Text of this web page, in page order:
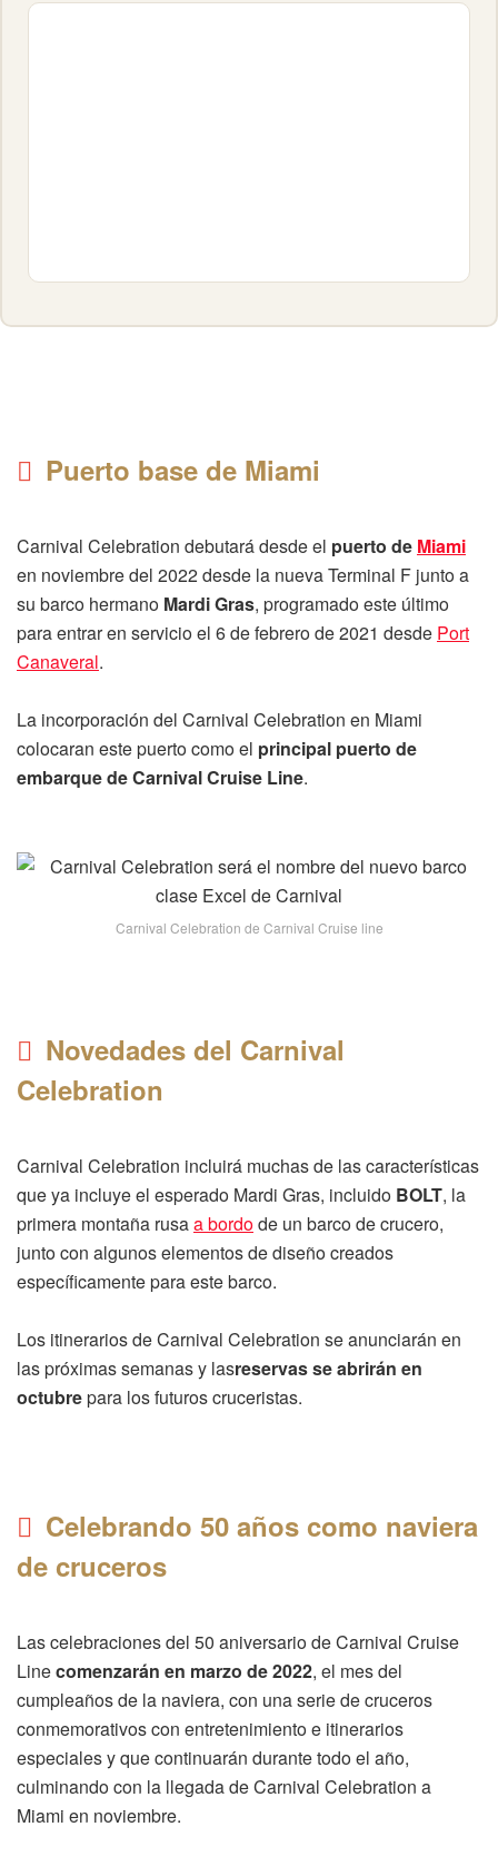
Puerto base de Miami
Carnival Celebration debutará desde el puerto de Miami
en noviembre del 2022 desde la nueva Terminal F junto a
su barco hermano Mardi Gras, programado este último
para entrar en servicio el 6 de febrero de 2021 desde Port
Canaveral.
La incorporación del Carnival Celebration en Miami
colocaran este puerto como el principal puerto de
embarque de Carnival Cruise Line.
Carnival Celebration de Carnival Cruise line
Novedades del Carnival
Celebration
Carnival Celebration incluirá muchas de las características
que ya incluye el esperado Mardi Gras, incluido BOLT, la
primera montaña rusaa bordode un barco de crucero,
junto con algunos elementos de diseño creados
específicamente para este barco.
Los itinerarios de Carnival Celebration se anunciarán en
las próximas semanas y lasreservas se abrirán en
octubrepara los futuros cruceristas.
Celebrando 50 años como naviera
de cruceros
Las celebraciones del 50 aniversario de Carnival Cruise
Linecomenzarán en marzo de 2022, el mes del
cumpleaños de la naviera, con una serie de cruceros
conmemorativos con entretenimiento e itinerarios
especiales y que continuarán durante todo el año,
culminando con la llegada de Carnival Celebration a
Miami en noviembre.